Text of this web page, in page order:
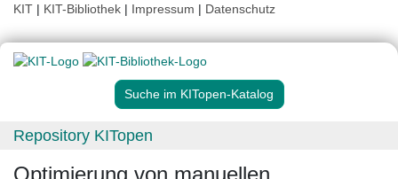
KIT | KIT-Bibliothek | Impressum | Datenschutz
Suche im KITopen-Katalog
Repository KITopen
Optimierung von manuellen